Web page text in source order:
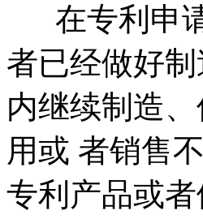
在专利申请
者已经做好
内继续制造
用或 者销售
专利产品或